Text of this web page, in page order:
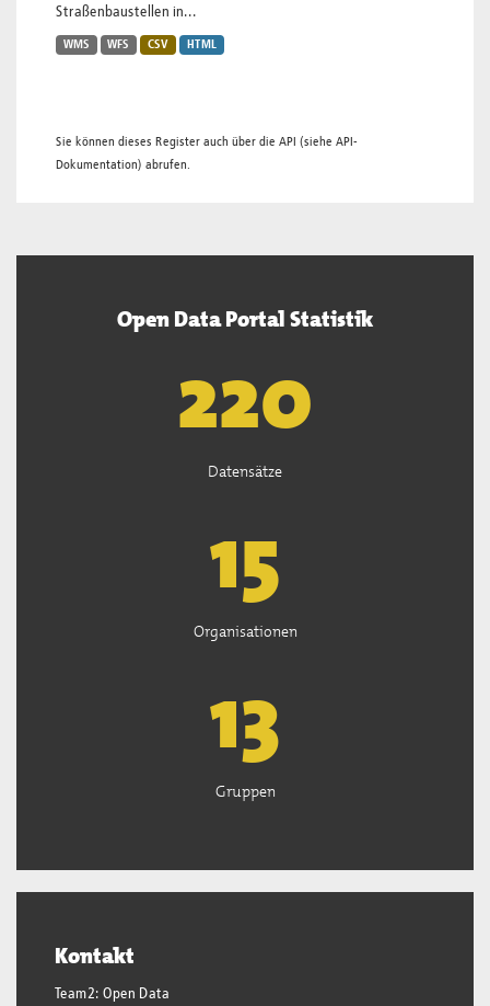
Straßenbaustellen in...
WMS WFS CSV HTML
Sie können dieses Register auch über die API (siehe API-
Dokumentation) abrufen.
Open Data Portal Statistik
222
Datensätze
15
Organisationen
13
Gruppen
Kontakt
Team2: Open Data